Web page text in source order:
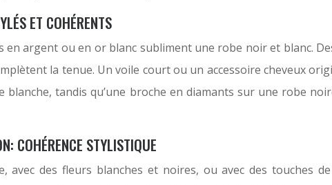
ET COHÉRENTS
en argent ou en or blanc subliment une robe noir et blanc.
la tenue. Un voile court ou un accessoire cheveux
blanche, tandis qu’une broche en diamants sur une robe
COHÉRENCE STYLISTIQUE
avec des fleurs blanches et noires, ou avec des touches